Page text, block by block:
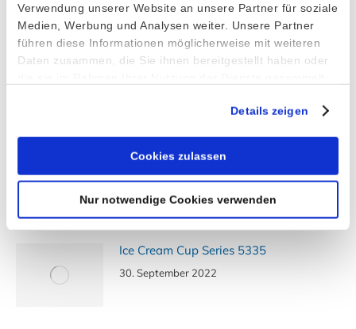
Verwendung unserer Website an unsere Partner für soziale
Medien, Werbung und Analysen weiter. Unsere Partner
führen diese Informationen möglicherweise mit weiteren
Daten zusammen, die Sie ihnen bereitgestellt haben oder
Details zeigen
Cookies zulassen
Nur notwendige Cookies verwenden
scoop division
15. February 2023
Ice Cream Cup Series 5335
30. September 2022
Ice Cream Cup Series 5335
30. September 2022